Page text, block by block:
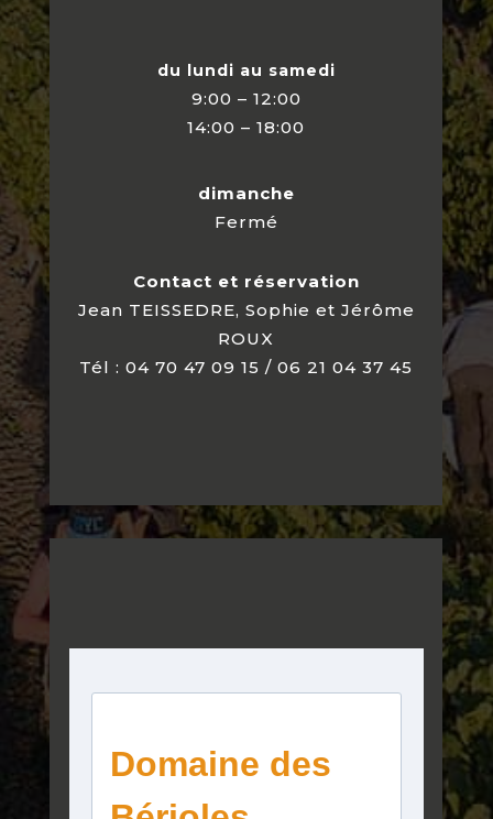
du lundi au samedi
9:00 – 12:00
14:00 – 18:00
dimanche
Fermé
Contact et réservation
Jean TEISSEDRE, Sophie et Jérôme
ROUX
Tél : 04 70 47 09 15 / 06 21 04 37 45